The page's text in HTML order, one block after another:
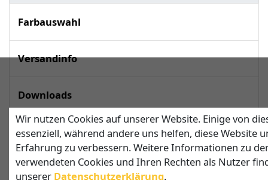
Farbauswahl
Versandinfo
Downloads
techn. Daten
Wir nutzen Cookies auf unserer Website. Einige von
essenziell, während andere uns helfen, diese Website
Erfahrung zu verbessern. Weitere Informationen zu
verwendeten Cookies und Ihren Rechten als Nutzer
unserer Daten­schutz­erklärung.